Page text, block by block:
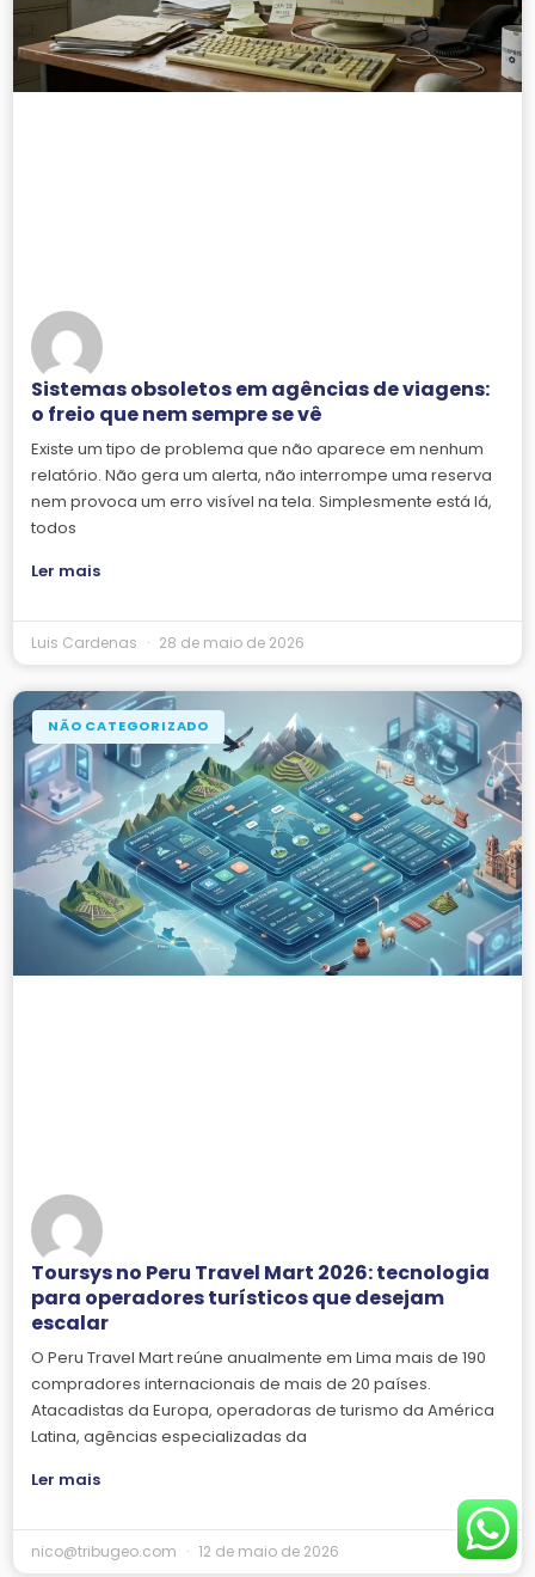
Sistemas obsoletos em agências de viagens:
o freio que nem sempre se vê
Existe um tipo de problema que não aparece em nenhum
relatório. Não gera um alerta, não interrompe uma reserva
nem provoca um erro visível na tela. Simplesmente está lá,
todos
Ler mais
Luis Cardenas 28 de maio de 2026
NÃO CATEGORIZADO
Toursys no Peru Travel Mart 2026: tecnologia
para operadores turísticos que desejam
escalar
O Peru Travel Mart reúne anualmente em Lima mais de 190
compradores internacionais de mais de 20 países.
Atacadistas da Europa, operadoras de turismo da América
Latina, agências especializadas da
Ler mais
nico@tribugeo.com 12 de maio de 2026